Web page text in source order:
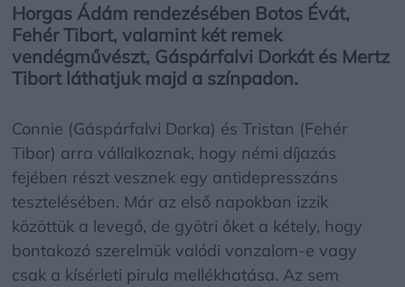
Horgas Ádám rendezésében Botos Évát,
Fehér Tibort, valamint két remek
vendégművészt, Gáspárfalvi Dorkát és Mertz
Tibort láthatjuk majd a színpadon.
Connie (Gáspárfalvi Dorka) és Tristan (Fehér
Tibor) arra vállalkoznak, hogy némi díjazás
fejében részt vesznek egy antidepresszáns
tesztelésében. Már az első napokban izzik
közöttük a levegő, de gyötri őket a kétely, hogy
bontakozó szerelmük valódi vonzalom-e vagy
csak a kísérleti pirula mellékhatása. Az sem